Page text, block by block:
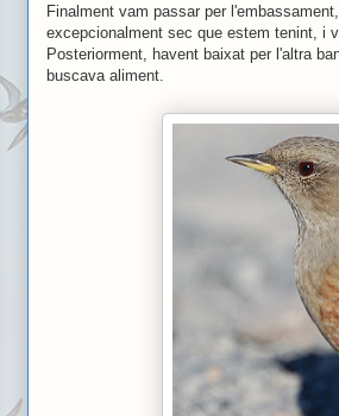
Finalment vam passar per
excepcionalment sec que estem tenint, i
Posteriorment, havent baixat per l'altra
buscava aliment.